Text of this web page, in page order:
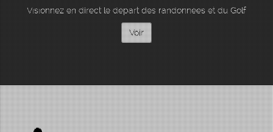
Visionnez en direct le départ des randonnées et du Golf
Voir